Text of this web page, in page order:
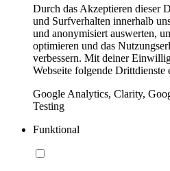
Durch das Akzeptieren dieser
und Surfverhalten innerhalb
und anonymisiert auswerten,
optimieren und das
verbessern. Mit deiner
Webseite folgende Drittdienste
Google Analytics, Clarity,
Testing
Funktional